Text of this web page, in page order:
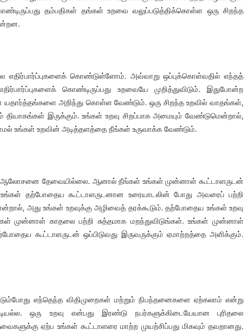
தம்பதிகள் தங்கள் உறவை வலுப்படுத்திக்கொள்ள ஒரு சிறந்த
எதிர்பார்ப்புகளைக் கொண்டுள்ளோம். அவ்வாறு ஒப்புக்கொள்வதில் எந்தத்
கொண்டிருப்பது உறவையே முறித்துவிடும். இதுபோன்ற
அறிந்து கொள்ள வேண்டும். ஒரு சிறந்த உறவில் வாதங்கள்,
தியாகங்கள் இருக்கும். உங்கள் உறவு சிறப்பாக அமையும் வேண்டுமென்றால்,
உங்கள் உறவின் அடித்தளத்தை நீங்கள் உருவாக்க வேண்டும்.
ஆலோசனை தேவையில்லை. ஆனால் நீங்கள் உங்கள் முன்னாள் கூட்டாளருடன்
உங்கள் தற்போதைய கூட்டாளருடனான உரையாடலின் போது அவரைப் பற்றி
அது உங்கள் உறவுக்கு அழிவைத் தரக்கூடும். தற்போதைய உங்கள் உறவு
முன்னாள் காதலை பற்றி சுத்தமாக மறந்துவிடுங்கள். உங்கள் முன்னாள்
கூட்டாளருடன் ஒப்பிடுவது இருவருக்கும் ஏமாற்றத்தை அளிக்கும்.
எந்தெந்த விதிமுறைகள் மற்றும் நிபந்தனைகளை ஏற்கலாம் என்று
ஒரு உறவு என்பது இரண்டு நபர்களுக்கிடையேயான புரிதலை
ஏற்ப உங்கள் கூட்டாளரை மாற்ற முயற்சிப்பது மிகவும் தவறானது.